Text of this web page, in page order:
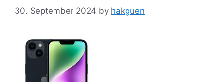
30. September 2024 by hakguen